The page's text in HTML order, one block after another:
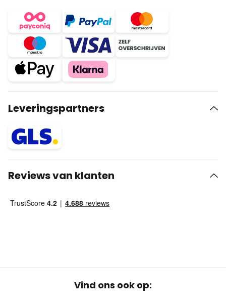
Leveringspartners
Reviews van klanten
Vind ons ook op: